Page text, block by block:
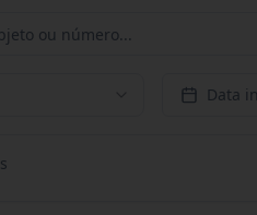
Data
s